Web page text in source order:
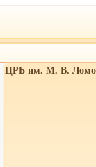
ЦРБ им. М. В.